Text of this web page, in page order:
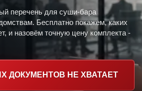
перечень для суши-бара
Бесплатно покажем, каких
и назовём точную цену комплекта -
ДОКУМЕНТОВ НЕ ХВАТАЕТ